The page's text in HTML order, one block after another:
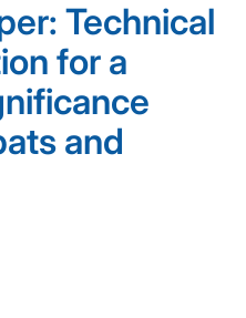
Technical
for a
and